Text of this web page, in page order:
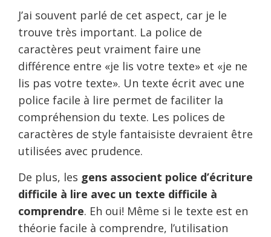
J’ai souvent parlé de cet aspect, car je le
trouve très important. La police de
caractères peut vraiment faire une
différence entre «je lis votre texte» et «je ne
lis pas votre texte». Un texte écrit avec une
police facile à lire permet de faciliter la
compréhension du texte. Les polices de
caractères de style fantaisiste devraient être
utilisées avec prudence.
De plus, les gens associent police d’écriture
difficile à lire avec un texte difficile à
comprendre. Eh oui! Même si le texte est en
théorie facile à comprendre, l’utilisation